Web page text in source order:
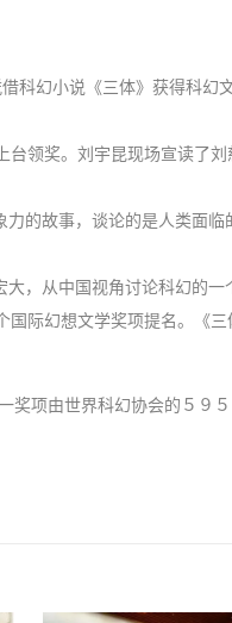
科幻小说《三体》获得科幻
领奖。刘宇昆现场宣读了
的故事，谈论的是人类面
，从中国视角讨论科幻的一
际幻想文学奖项提名。《
奖项由世界科幻协会的５９